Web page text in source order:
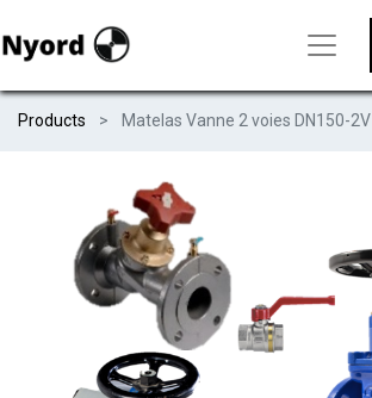
Products Matelas Vanne 2 voies DN150-2V